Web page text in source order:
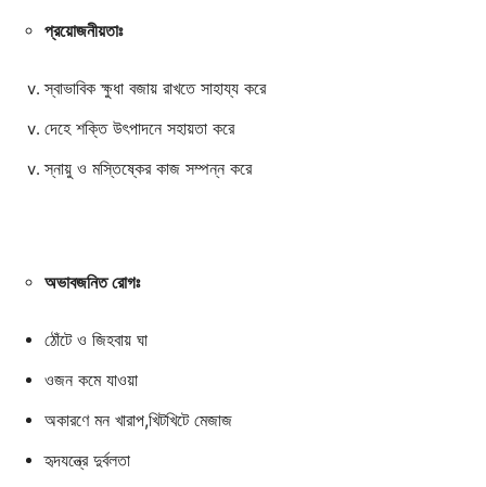
Subscription Plans
প্রয়োজনীয়তাঃ
স্বাভাবিক ক্ষুধা বজায় রাখতে সাহায্য করে
দেহে শক্তি উৎপাদনে সহায়তা করে
স্নায়ু ও মস্তিষ্কের কাজ সম্পন্ন করে
অভাবজনিত রোগঃ
ঠোঁটে ও জিহবায় ঘা
ওজন কমে যাওয়া
অকারণে মন খারাপ,খিটখিটে মেজাজ
হৃদযন্ত্রে দুর্বলতা